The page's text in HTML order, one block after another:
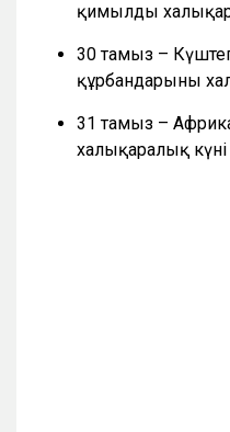
қимылдың
30 тамыз –
құрбандарының
31 тамыз –
халықаралық күні